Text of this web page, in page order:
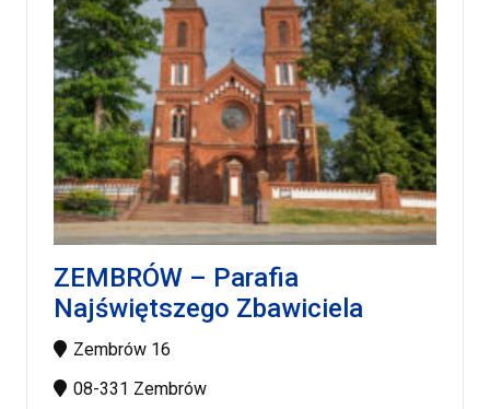
ZEMBRÓW – Parafia
Najświętszego Zbawiciela
Zembrów 16
08-331 Zembrów